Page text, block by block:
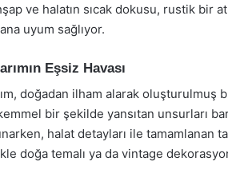
ve halatın sıcak dokusu, rustik bir
uyum sağlıyor.
Eşsiz Havası
doğadan ilham alarak oluşturulmuş
bir şekilde yansıtan unsurları
halat detayları ile tamamlanan
doğa temalı ya da vintage